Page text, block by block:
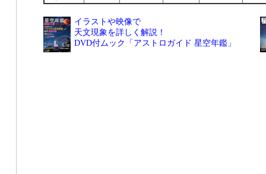
イラストや映像で
天文現象を詳しく解説！
DVD付ムック「アストロガイド 星空年鑑」